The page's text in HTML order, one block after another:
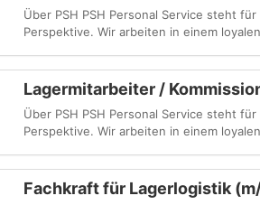
Über PSH PSH Personal Service steht
Perspektive. Wir arbeiten in einem
Lagermitarbeiter /
Über PSH PSH Personal Service steht
Perspektive. Wir arbeiten in einem
Fachkraft für Lagerlogistik